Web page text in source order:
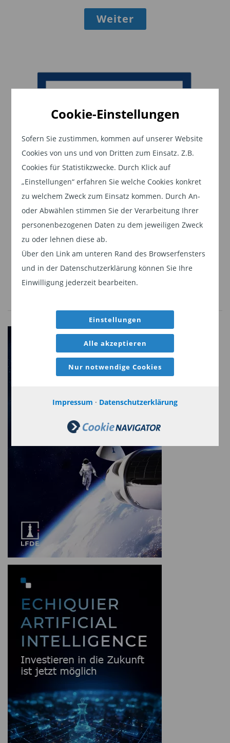
Cookie-Einstellungen
Sofern Sie zustimmen, kommen auf unserer Website
Cookies von uns und von Dritten zum Einsatz. Z.B.
Cookies für Statistikzwecke. Durch Klick auf
„Einstellungen“ erfahren Sie welche Cookies konkret
zu welchem Zweck zum Einsatz kommen. Durch An-
oder Abwählen stimmen Sie der Verarbeitung Ihrer
personenbezogenen Daten zu dem jeweiligen Zweck
zu oder lehnen diese ab.
Über den Link am unteren Rand des Browserfensters
und in der Datenschutzerklärung können Sie Ihre
Einwilligung jederzeit bearbeiten.
Einstellungen
Alle akzeptieren
Nur notwendige Cookies
Impressum · Datenschutzerklärung
Dies soll in erster Linie durch die von der
orientiert sich an 17 strategischen Sektoren,
darunter KI, Verteidigung, Halbleiter,
Cybersicherheit. Ziel der Regierung ist es, für
jeden Sektor Roadmaps für öffentlich-private
Investitionen zu erstellen, die mit mehrjährigen
Haushaltszusagen verbunden sind. Dabei soll der
Schwerpunkt auf sektorübergreifenden Synergien
gelegt werden. Diese erhebliche Aufstockung der
strategischen Investitionen könnte dazu
beitragen, Rückstände in bestimmten Sektoren,
wie beispielsweise bei Halbleitern, aufzuholen.
Japan strebt in diesem Bereich mit dem vom
Staat und mehreren großen nationalen
Konzernen unterstützten Projekt „Rapidus“
Stärken weiter ausbauen können. Dies gilt
insbesondere für den Bereich der physischen KI,
also Robotik und intelligente Maschinen, in dem
das Land dank seiner langjährigen Expertise in
der Automatisierung über einen strukturellen
Vorteil verfügt.
Physische KI soll Produktivität und
Arbeitsmarkt entlasten
Diese Fokussierung auf die physische KI ist nicht
nur eine industrielle Strategie, sondern auch ein
Hebel für die Produktivität. Für Japan stellt sie
auch eine gesellschaftliche Herausforderung dar.
Angesichts des anhaltenden
Bevölkerungsrückgangs auf den japanischen
Inseln wird physische KI eher zur Lösung des
Arbeitskräftemangels als zur Ersetzung von
Arbeitskräften. Diese Nuance verringert den
gesellschaftlichen Widerstand erheblich und
dürfte daher die Einführung beschleunigen -
insbesondere in den Branchen, in denen der
Arbeitskräftemangel am größten ist. Japan könnte
somit zu einem Vorreiter beim großflächigen
Einsatz dieser Technologie werden.
Energiesicherheit wird zur strategischen
Priorität
Ein weiterer wichtiger Schwerpunkt der
Weiter